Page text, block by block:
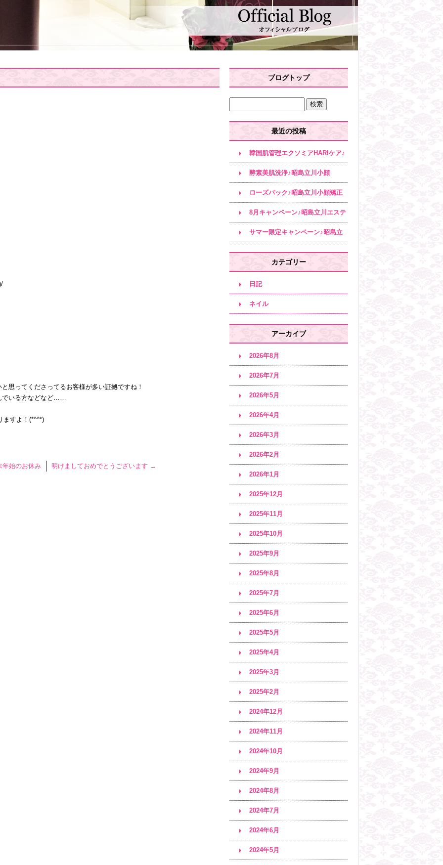
思ってくださってるお客様が多い証拠ですね！
でいる方などなど……
ますよ！(*^^*)
始のお休み 明けましておめでとうございます →
ブログトップ
最近の投稿
韓国肌管理エクソミアHARIケア♪
昭島立川小顔
酵素美肌洗浄♪昭島立川小顔
ローズパック♪昭島立川小顔矯正
8月キャンペーン♪昭島立川エステ
サロン♪
サマー限定キャンペーン♪昭島立
川エステサロン
カテゴリー
日記
ネイル
アーカイブ
2026年8月
2026年7月
2026年5月
2026年4月
2026年3月
2026年2月
2026年1月
2025年12月
2025年11月
2025年10月
2025年9月
2025年8月
2025年7月
2025年6月
2025年5月
2025年4月
2025年3月
2025年2月
2024年12月
2024年11月
2024年10月
2024年9月
2024年8月
2024年7月
2024年6月
2024年5月